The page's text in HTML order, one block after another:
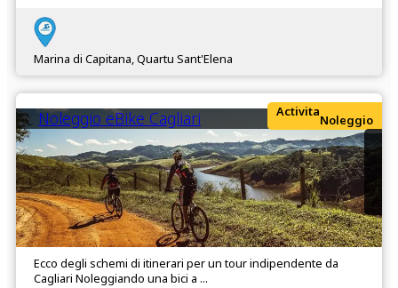
Marina di Capitana, Quartu Sant'Elena
Noleggio eBike Cagliari
Ecco degli schemi di itinerari per un tour indipendente da
Cagliari Noleggiando una bici a ...
Activita
Noleggio